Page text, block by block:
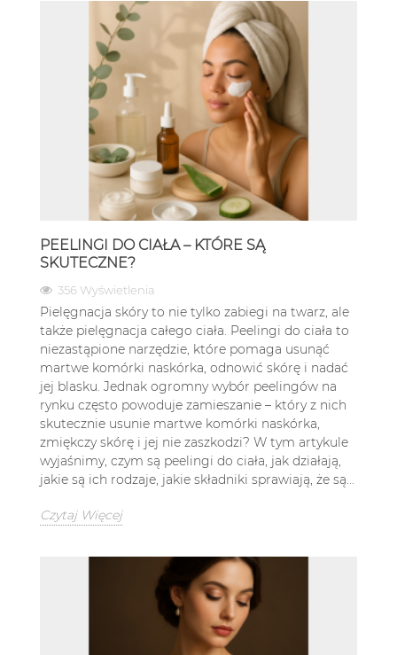
PEELINGI DO CIAŁA – KTÓRE SĄ
SKUTECZNE?
356 Wyświetlenia
Pielęgnacja skóry to nie tylko zabiegi na twarz, ale
także pielęgnacja całego ciała. Peelingi do ciała to
niezastąpione narzędzie, które pomaga usunąć
martwe komórki naskórka, odnowić skórę i nadać
jej blasku. Jednak ogromny wybór peelingów na
rynku często powoduje zamieszanie – który z nich
skutecznie usunie martwe komórki naskórka,
zmiękczy skórę i jej nie zaszkodzi? W tym artykule
wyjaśnimy, czym są peelingi do ciała, jak działają,
jakie są ich rodzaje, jakie składniki sprawiają, że są...
Czytaj Więcej